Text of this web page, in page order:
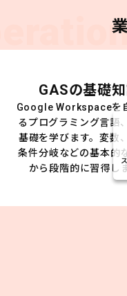
GASの基礎
Google Workspaceを
るプログラミング言語
基礎を学びます。変数
条件分岐などの基本的
から段階的に習得し